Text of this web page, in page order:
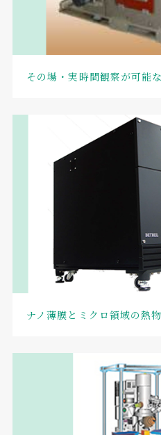
その場・実時間観察が可能
ナノ薄膜とミクロ領域の熱